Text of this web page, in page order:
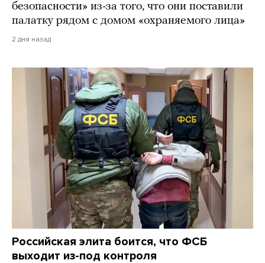
безопасности» из-за того, что они поставили
палатку рядом с домом «охраняемого лица»
2 дня назад
Российская элита боится, что ФСБ
выходит из-под контроля